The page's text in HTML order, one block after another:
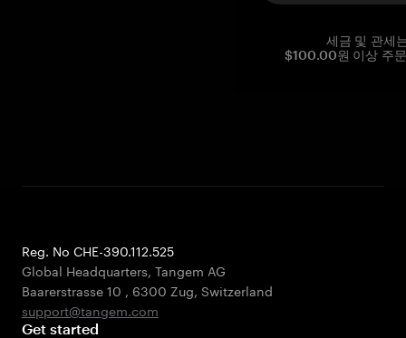
세금 및 관세
$100.00원 이상 주
Reg. No CHE-390.112.525
Global Headquarters, Tangem AG
Baarerstrasse 10 , 6300 Zug, Switzerland
support@tangem.com
Get started